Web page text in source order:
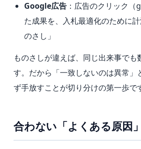
Google広告 ：広告のクリック
た成果を、入札最適化のために
のさし」
ものさしが違えば、同じ出来事でも
す。だから「一致しないのは異常」
ず手放すことが切り分けの第一歩で
合わない「よくある原因」